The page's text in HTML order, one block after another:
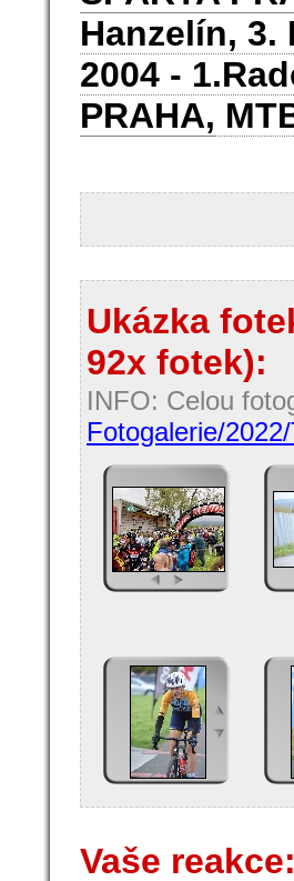
Hanzelín, 3.
2004 -
PRAHA,
Ukázka
92x fotek):
INFO: Celou
Fotogalerie/
Vaše